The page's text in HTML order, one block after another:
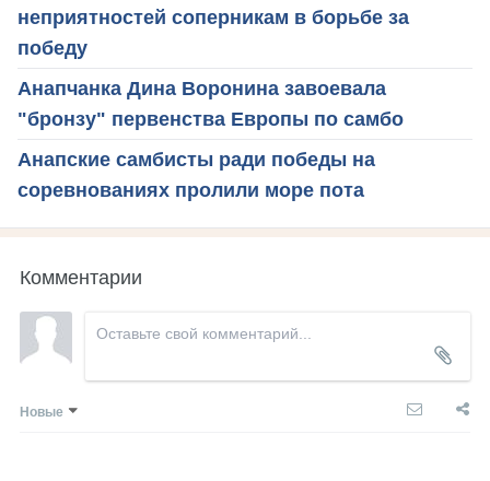
неприятностей соперникам в борьбе за
победу
Анапчанка Дина Воронина завоевала
"бронзу" первенства Европы по самбо
Анапские самбисты ради победы на
соревнованиях пролили море пота
Комментарии
Новые